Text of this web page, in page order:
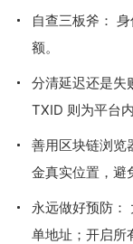
自查三板斧：
额。
分清延迟还是失
TXID 则为平台
善用区块链浏览
金真实位置，避
永远做好预防：
单地址；开启所